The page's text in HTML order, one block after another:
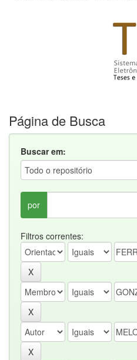
Página de Busca
Buscar em:
por
Filtros correntes: